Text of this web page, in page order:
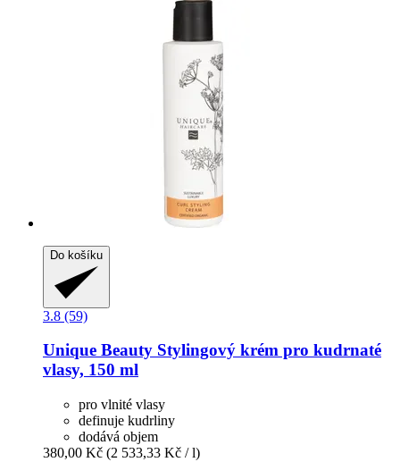
Do košíku
3.8 (59)
Unique Beauty Stylingový krém pro kudrnaté
vlasy, 150 ml
pro vlnité vlasy
definuje kudrliny
dodává objem
380,00 Kč (2 533,33 Kč / l)